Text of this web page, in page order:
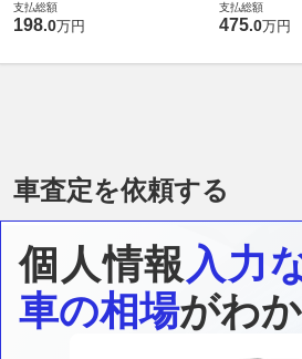
支払総額
198.0万円
支払総額
475.0万円
車査定を依頼する
個人情報入力
車の相場がわ